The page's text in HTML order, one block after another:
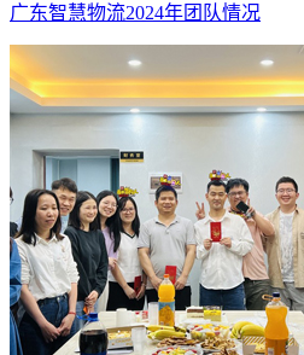
广东智慧物流2024年团队情况